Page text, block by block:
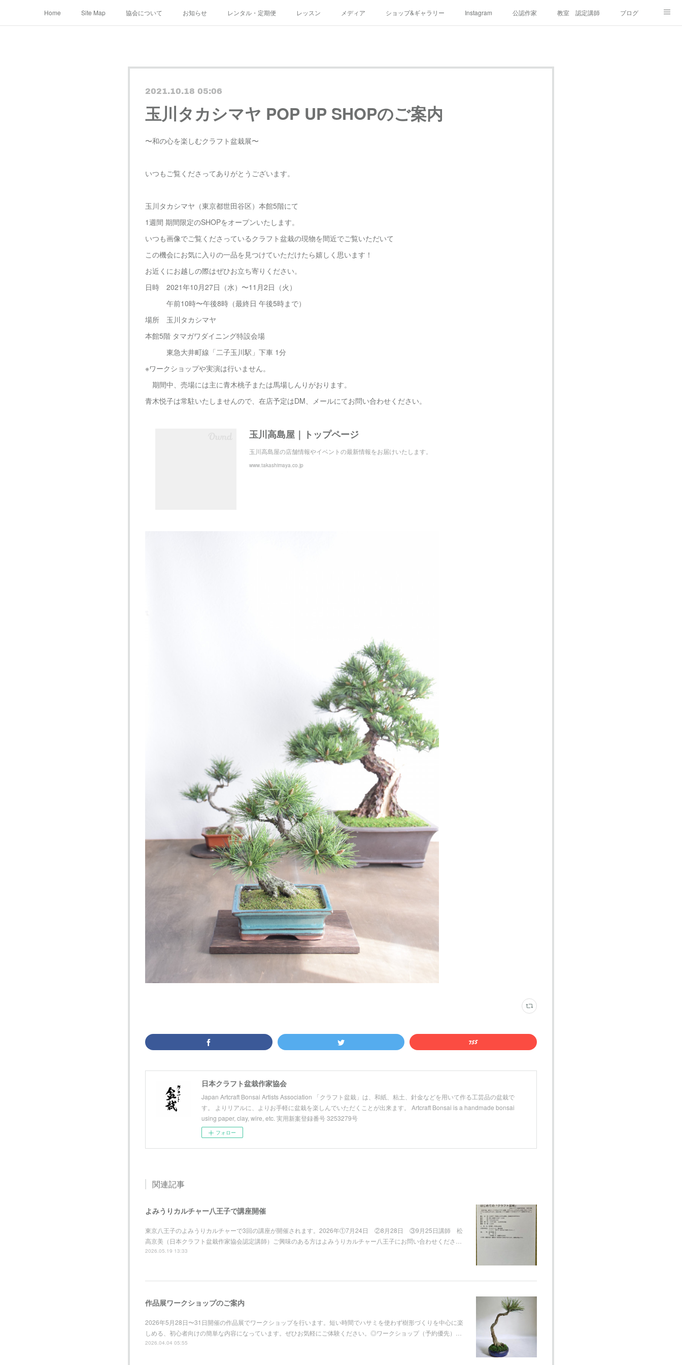
Home Site Map 協会について お知らせ レンタル・定期便 レッスン メディア ショップ&ギャラリー Instagram 公認作家 教室 認定講師 ブログ
2021.10.18 05:06
玉川タカシマヤ POP UP SHOPのご案内
〜和の心を楽しむクラフト盆栽展〜
いつもご覧くださってありがとうございます。
玉川タカシマヤ（東京都世田谷区）本館5階にて
1週間 期間限定のSHOPをオープンいたします。
いつも画像でご覧くださっているクラフト盆栽の現物を間近でご覧いただいて
この機会にお気に入りの一品を見つけていただけたら嬉しく思います！
お近くにお越しの際はぜひお立ち寄りください。
日時 2021年10月27日（水）〜11月2日（火）
午前10時〜午後8時（最終日 午後5時まで）
場所 玉川タカシマヤ
本館5階 タマガワダイニング特設会場
東急大井町線「二子玉川駅」下車 1分
※ワークショップや実演は行いません。
期間中、売場には主に青木桃子または馬場しんりがおります。
青木悦子は常駐いたしませんので、在店予定はDM、メールにてお問い合わせください。
玉川高島屋｜トップページ
玉川高島屋の店舗情報やイベントの最新情報をお届けいたします。
www.takashimaya.co.jp
日本クラフト盆栽作家協会
Japan Artcraft Bonsai Artists Association 「クラフト盆栽」は、和紙、粘土、針金などを用いて作る工芸品の盆栽で
す。 よりリアルに、よりお手軽に盆栽を楽しんでいただくことが出来ます。 Artcraft Bonsai is a handmade bonsai
using paper, clay, wire, etc. 実用新案登録番号 3253279号
フォロー
関連記事
よみうりカルチャー八王子で講座開催
東京八王子のよみうりカルチャーで3回の講座が開催されます。2026年①7月24日 ②8月28日 ③9月25日講師 松
高京美（日本クラフト盆栽作家協会認定講師）ご興味のある方はよみうりカルチャー八王子にお問い合わせくださ…
2026.05.19 13:33
作品展ワークショップのご案内
2026年5月28日〜31日開催の作品展でワークショップを行います。短い時間でハサミを使わず樹形づくりを中心に楽
しめる、初心者向けの簡単な内容になっています。ぜひお気軽にご体験ください。◎ワークショップ（予約優先）…
2026.04.04 05:55